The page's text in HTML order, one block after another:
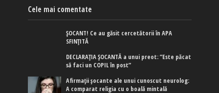
Cele mai comentate
ȘOCANT! Ce au găsit cercetătorii în APA
SFINȚITĂ
DECLARAȚIA ȘOCANTĂ a unui preot: ”Este păcat
să faci un COPIL în post”
Afirmaţii şocante ale unui cunoscut neurolog:
A comparat religia cu o boală mintală